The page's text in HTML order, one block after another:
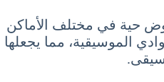
حية في مختلف الأماكن
الموسيقية، مما يجعلها